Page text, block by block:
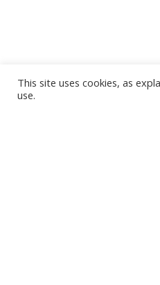
This site uses cookies, as
use.